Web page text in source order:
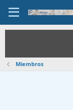
Miembros